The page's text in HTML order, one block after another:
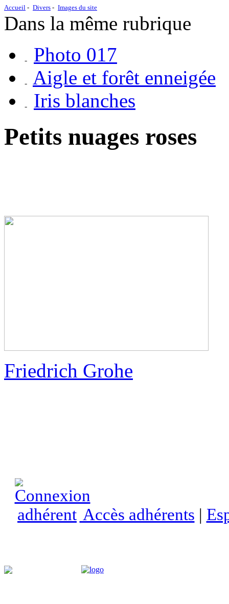
Accueil Divers Images du site
Dans la même rubrique
Photo 017
Aigle et forêt enneigée
Iris blanches
Petits nuages roses
Friedrich Grohe
Accès adhérents |